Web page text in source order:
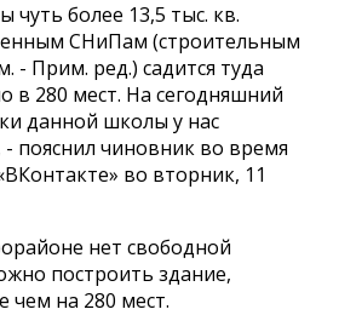
более 13,5 тыс. кв.
СНиПам (строительным
- Прим. ред.) садится туда
в 280 мест. На сегодняшний
данной школы у нас
- пояснил чиновник во время
во вторник, 11
нет свободной
построить здание,
чем на 280 мест.